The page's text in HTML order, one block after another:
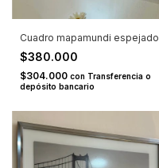
Cuadro mapamundi espejado
$380.000
$304.000 con Transferencia o
depósito bancario